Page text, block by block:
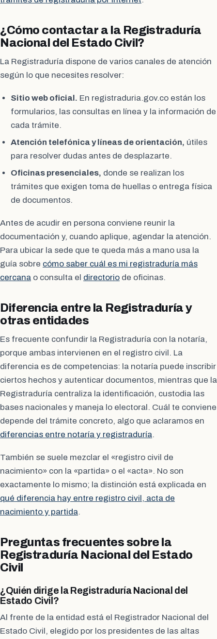
¿Cómo contactar a la Registraduría
Nacional del Estado Civil?
La Registraduría dispone de varios canales de atención
según lo que necesites resolver:
Sitio web oficial. En registraduria.gov.co están los
formularios, las consultas en línea y la información de
cada trámite.
Atención telefónica y líneas de orientación, útiles
para resolver dudas antes de desplazarte.
Oficinas presenciales, donde se realizan los
trámites que exigen toma de huellas o entrega física
de documentos.
Antes de acudir en persona conviene reunir la
documentación y, cuando aplique, agendar la atención.
Para ubicar la sede que te queda más a mano usa la
guía sobre cómo saber cuál es mi registraduría más
cercana o consulta el directorio de oficinas.
Diferencia entre la Registraduría y
otras entidades
Es frecuente confundir la Registraduría con la notaría,
porque ambas intervienen en el registro civil. La
diferencia es de competencias: la notaría puede inscribir
ciertos hechos y autenticar documentos, mientras que la
Registraduría centraliza la identificación, custodia las
bases nacionales y maneja lo electoral. Cuál te conviene
depende del trámite concreto, algo que aclaramos en
diferencias entre notaría y registraduría.
También se suele mezclar el «registro civil de
nacimiento» con la «partida» o el «acta». No son
exactamente lo mismo; la distinción está explicada en
qué diferencia hay entre registro civil, acta de
nacimiento y partida.
Preguntas frecuentes sobre la
Registraduría Nacional del Estado
Civil
¿Quién dirige la Registraduría Nacional del
Estado Civil?
Al frente de la entidad está el Registrador Nacional del
Estado Civil, elegido por los presidentes de las altas